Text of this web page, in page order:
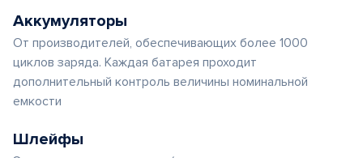
Аккумуляторы
От производителей, обеспечивающих более 1000
циклов заряда. Каждая батарея проходит
дополнительный контроль величины номинальной
емкости
Шлейфы